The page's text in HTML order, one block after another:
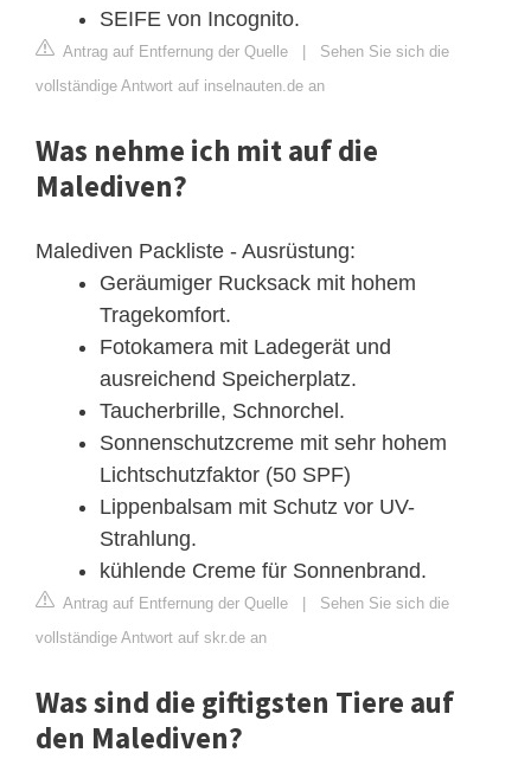
SEIFE von Incognito.
Antrag auf Entfernung der Quelle | Sehen Sie sich die
vollständige Antwort auf inselnauten.de an
Was nehme ich mit auf die
Malediven?
Malediven Packliste - Ausrüstung:
Geräumiger Rucksack mit hohem
Tragekomfort.
Fotokamera mit Ladegerät und
ausreichend Speicherplatz.
Taucherbrille, Schnorchel.
Sonnenschutzcreme mit sehr hohem
Lichtschutzfaktor (50 SPF)
Lippenbalsam mit Schutz vor UV-
Strahlung.
kühlende Creme für Sonnenbrand.
Antrag auf Entfernung der Quelle | Sehen Sie sich die
vollständige Antwort auf skr.de an
Was sind die giftigsten Tiere auf
den Malediven?